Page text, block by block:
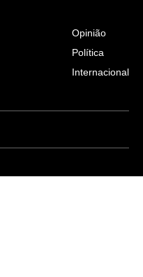
Opinião
Política
Internacional